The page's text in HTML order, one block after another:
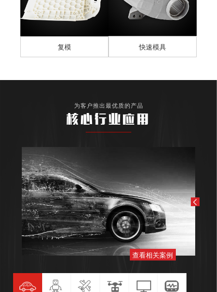
复模 快速模具
为客户推出最优质的产品
核心行业应用
查看相关案例